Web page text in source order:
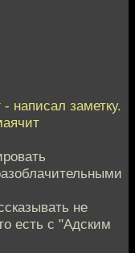
написал заметку.
не
есть с "Адским